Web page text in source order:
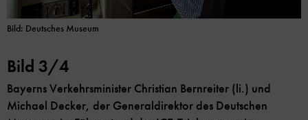
Bild: Deutsches Museum
Bild 3/4
Bayerns Verkehrsminister Christian Bernreiter (li.) und
Michael Decker, der Generaldirektor des Deutschen